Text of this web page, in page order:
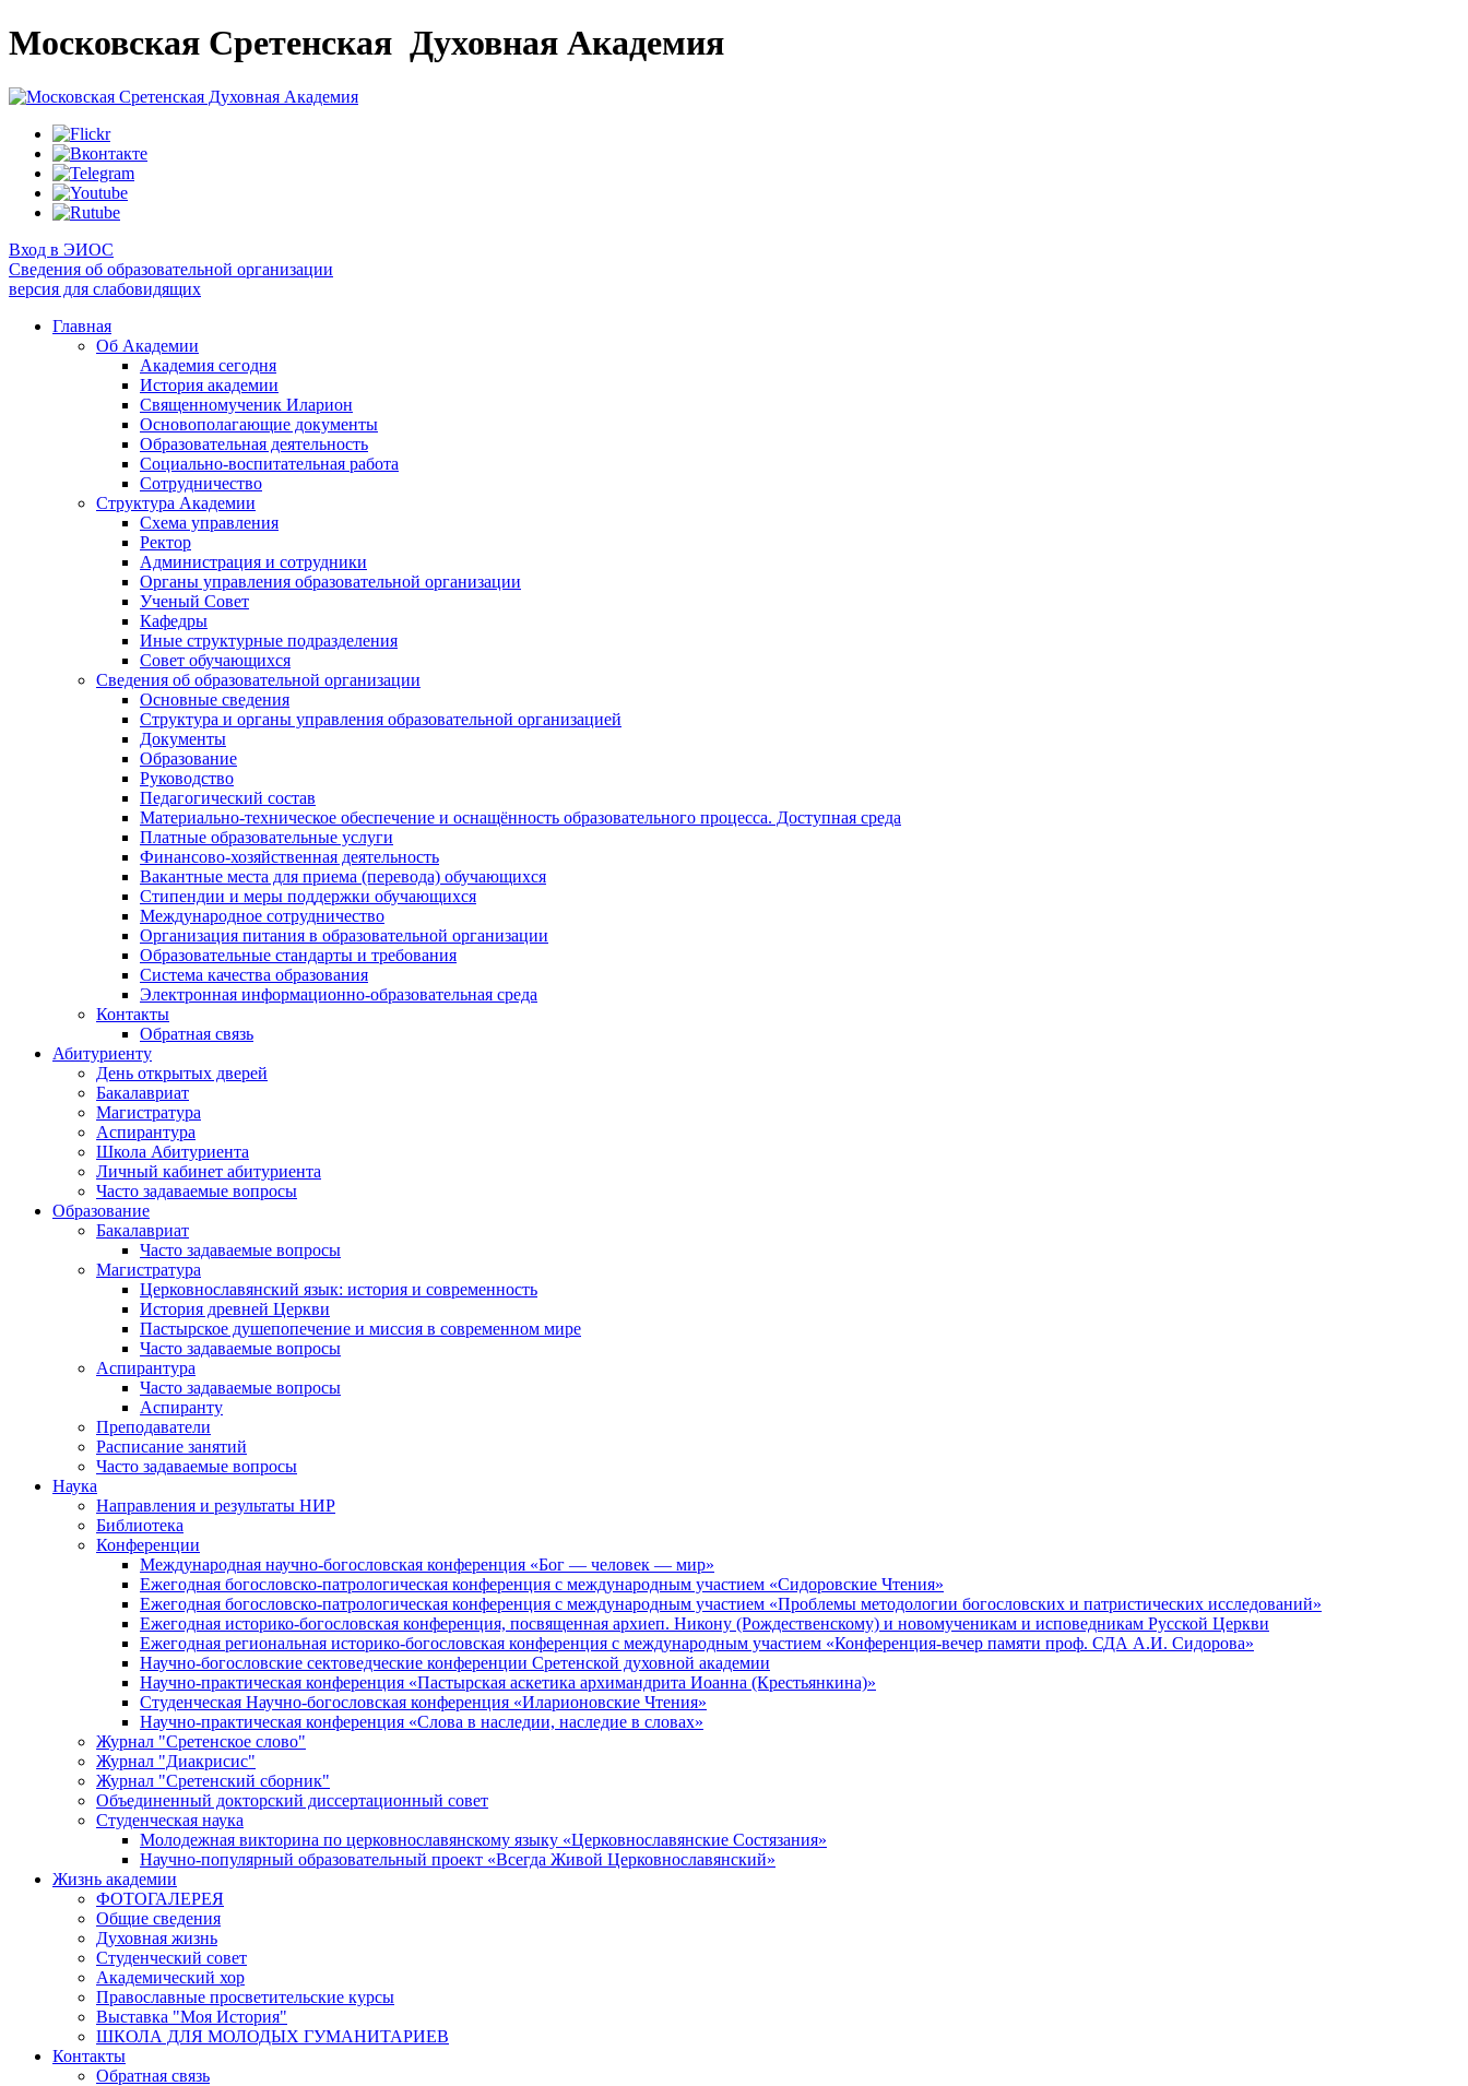
Московская Сретенская Духовная Академия
Вход в ЭИОС
Сведения об образовательной организации
версия для слабовидящих
Главная
Об Академии
Академия сегодня
История академии
Священномученик Иларион
Основополагающие документы
Образовательная деятельность
Социально-воспитательная работа
Сотрудничество
Структура Академии
Схема управления
Ректор
Администрация и сотрудники
Органы управления образовательной организации
Ученый Совет
Кафедры
Иные структурные подразделения
Совет обучающихся
Сведения об образовательной организации
Основные сведения
Структура и органы управления образовательной организацией
Документы
Образование
Руководство
Педагогический состав
Материально-техническое обеспечение и оснащённость образовательного процесса. Доступная среда
Платные образовательные услуги
Финансово-хозяйственная деятельность
Вакантные места для приема (перевода) обучающихся
Стипендии и меры поддержки обучающихся
Международное сотрудничество
Организация питания в образовательной организации
Образовательные стандарты и требования
Система качества образования
Электронная информационно-образовательная среда
Контакты
Обратная связь
Абитуриенту
День открытых дверей
Бакалавриат
Магистратура
Аспирантура
Школа Абитуриента
Личный кабинет абитуриента
Часто задаваемые вопросы
Образование
Бакалавриат
Часто задаваемые вопросы
Магистратура
Церковнославянский язык: история и современность
История древней Церкви
Пастырское душепопечение и миссия в современном мире
Часто задаваемые вопросы
Аспирантура
Часто задаваемые вопросы
Аспиранту
Преподаватели
Расписание занятий
Часто задаваемые вопросы
Наука
Направления и результаты НИР
Библиотека
Конференции
Международная научно-богословская конференция «Бог — человек — мир»
Ежегодная богословско-патрологическая конференция с международным участием «Сидоровские Чтения»
Ежегодная богословско-патрологическая конференция с международным участием «Проблемы методологии богословских и патристических исследований»
Ежегодная историко-богословская конференция, посвященная архиеп. Никону (Рождественскому) и новомученикам и исповедникам Русской Церкви
Ежегодная региональная историко-богословская конференция с международным участием «Конференция-вечер памяти проф. СДА А.И. Сидорова»
Научно-богословские сектоведческие конференции Сретенской духовной академии
Научно-практическая конференция «Пастырская аскетика архимандрита Иоанна (Крестьянкина)»
Студенческая Научно-богословская конференция «Иларионовские Чтения»
Научно-практическая конференция «Cлова в наследии, наследие в словах»
Журнал "Сретенское слово"
Журнал "Диакрисис"
Журнал "Сретенский сборник"
Объединенный докторский диссертационный совет
Студенческая наука
Молодежная викторина по церковнославянскому языку «Церковнославянские Состязания»
Научно-популярный образовательный проект «Всегда Живой Церковнославянский»
Жизнь академии
ФОТОГАЛЕРЕЯ
Общие сведения
Духовная жизнь
Студенческий совет
Академический хор
Православные просветительские курсы
Выставка "Моя История"
ШКОЛА ДЛЯ МОЛОДЫХ ГУМАНИТАРИЕВ
Контакты
Обратная связь